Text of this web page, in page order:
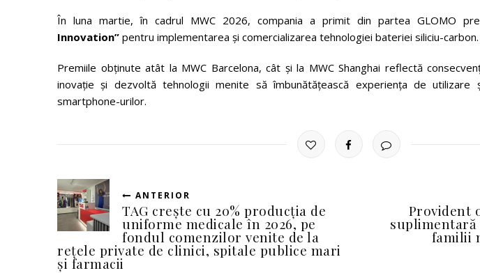
În luna martie, în cadrul MWC 2026, compania a primit din partea GLOMO
Innovation” pentru implementarea și comercializarea tehnologiei bateriei siliciu-carbon.
Premiile obținute atât la MWC Barcelona, cât și la MWC Shanghai reflectă
inovație și dezvoltă tehnologii menite să îmbunătățească experiența de utilizare
smartphone-urilor.
ANTERIOR
TAG crește cu 20% producția de
uniforme medicale în 2026, pe
fondul comenzilor venite de la
rețele private de clinici, spitale publice mari
și farmacii
Provident
familii